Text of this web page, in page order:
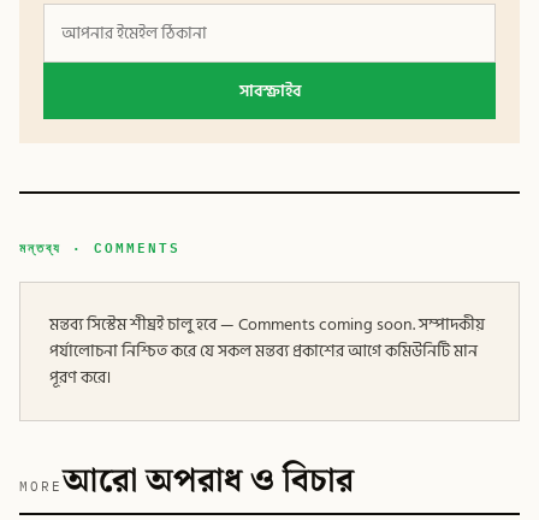
সাবস্ক্রাইব
মন্তব্য · COMMENTS
মন্তব্য সিস্টেম শীঘ্রই চালু হবে — Comments coming soon. সম্পাদকীয়
পর্যালোচনা নিশ্চিত করে যে সকল মন্তব্য প্রকাশের আগে কমিউনিটি মান
পূরণ করে।
MOREআরো অপরাধ ও বিচার